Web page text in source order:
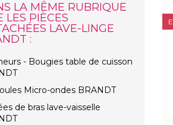
LA MÊME RUBRIQUE
LES PIÈCES
LAVE-LINGE
:
- Bougies table de cuisson
Micro-ondes BRANDT
de bras lave-vaisselle